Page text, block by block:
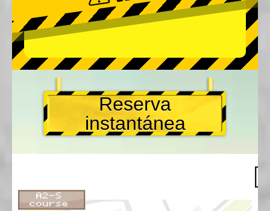
Reserva
instantánea